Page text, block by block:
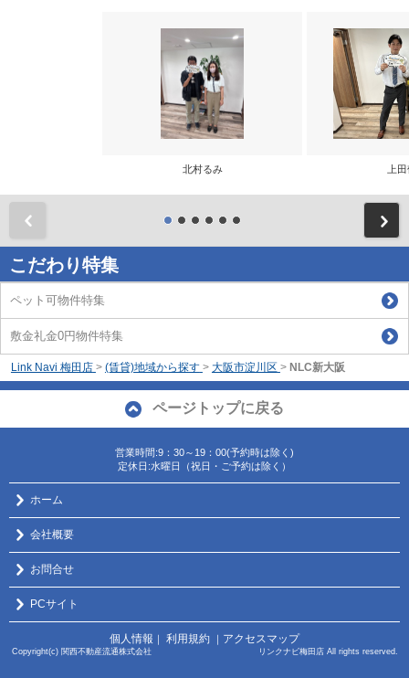
北村るみ 上
こだわり特集
ペット可物件特集
敷金礼金0円物件特集
Link Navi 梅田店 > (賃貸)地域から探す > 大阪市淀川区 > NLC新大阪
ページトップに戻る
営業時間:9：30～19：00(予約時は除く)
定休日:水曜日（祝日・ご予約は除く）
ホーム
会社概要
お問合せ
PCサイト
個人情報 利用規約 アクセスマップ
Copyright(c) 関西不動産流通株式会社 リンクナビ梅田店 All rights reserved.